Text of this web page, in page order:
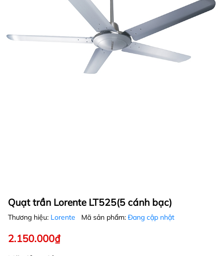
Quạt trần Lorente LT525(5 cánh bạc)
Thương hiệu: Lorente Mã sản phẩm: Đang cập nhật
2.150.000₫